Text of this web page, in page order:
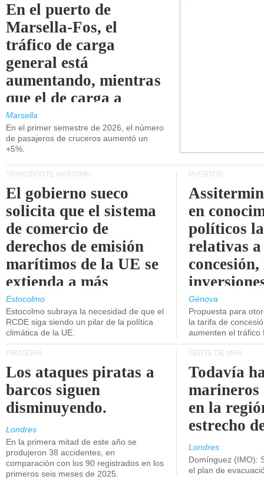
En el puerto de
Marsella-Fos, el
tráfico de carga
general está
aumentando, mientras
que el de carga a
granel está
disminuyendo.
Marsella
En el primer semestre de 2026, el número
de pasajeros de cruceros aumentó un
+5%.
TRANSPORTE MARÍTIMO
El gobierno sueco
solicita que el sistema
de comercio de
derechos de emisión
marítimos de la UE se
extienda a más
buques.
Estocolmo
Estocolmo subraya la necesidad de que el
RCDE siga siendo un pilar de la política
climática de la UE.
PUERTOS
en
políticos
relativas a
concesión,
Génova
Propuesta para
la tarifa de
aumenten el tráfico
PIRATERÍA
Los ataques piratas a
barcos siguen
disminuyendo.
Londres
En la primera mitad de este año se
produjeron 38 accidentes, en
comparación con los 90 registrados en los
primeros seis meses de 2025.
GENTE DE MAR
Todavía
marineros
en la
estrecho
Londres
Domínguez (IMO):
el plan de